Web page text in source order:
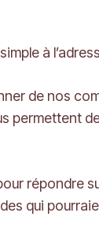
à
de nos
permettent
qui